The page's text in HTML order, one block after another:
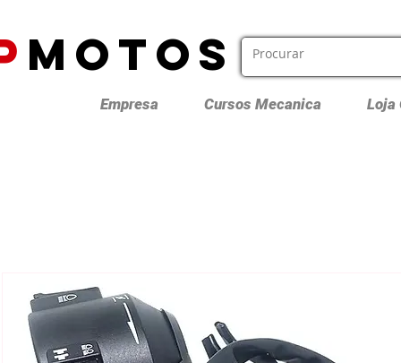
MOTOS
Empresa Cursos Mecanica Loja